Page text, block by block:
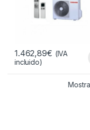
1.462,89€ (IVA
incluido)